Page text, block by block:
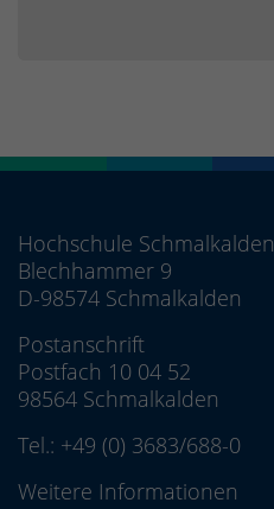
Hochschule Schmalkalden
Blechhammer 9
D-98574 Schmalkalden
Postanschrift
Postfach 10 04 52
98564 Schmalkalden
Tel.: +49 (0) 3683/688-0
Weitere Informationen